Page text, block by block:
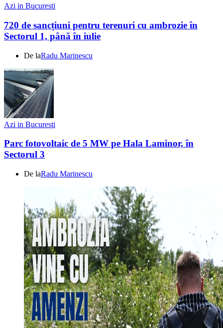
Azi in Bucuresti
720 de sancțiuni pentru terenuri cu ambrozie în
Sectorul 1, până în iulie
De laRadu Marinescu
Azi in Bucuresti
Parc fotovoltaic de 5 MW pe Hala Laminor, în
Sectorul 3
De laRadu Marinescu